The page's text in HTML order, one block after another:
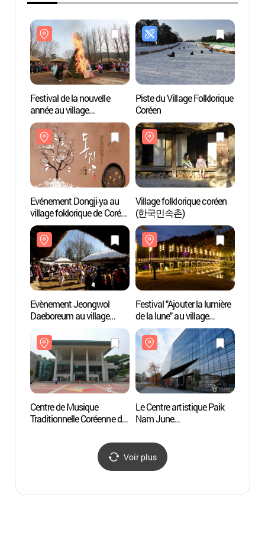
Festival de la nouvelle
année au village
traditionnel de Corée
(한국민속촌 설맞이
복잔치)
Piste du Village Folklorique
Coréen
Evénement Dongji-ya au
village foklorique de Corée
한국민속촌 동지야
(동지夜)
Village folklorique coréen
(한국민속촌)
Evènement Jeongwol
Daeboreum au village
(한국민속촌 정월대보름
특별행사)
Festival "Ajouter la lumière
de la lune" au village
folklorique coréen
(한국민속촌 '달빛을
더하다')
Centre de Musique
Traditionnelle Coréenne du
Le Centre artistique Paik
Nam June
Voir plus